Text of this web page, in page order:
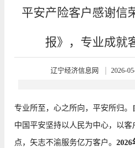
平安产险客户感谢信
报》，专业成就
辽宁经济信息网 2026-
专业所至，心之所向，平安所归。
中国平安坚持以人民为中心，以客
点，矢志不渝服务亿万客户。 2026